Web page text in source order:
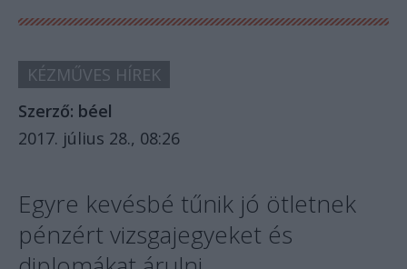
KÉZMŰVES HÍREK
Szerző: béel
2017. július 28., 08:26
Egyre kevésbé tűnik jó ötletnek
pénzért vizsgajegyeket és